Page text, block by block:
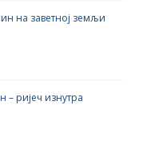
на заветној земљи
ријеч изнутра